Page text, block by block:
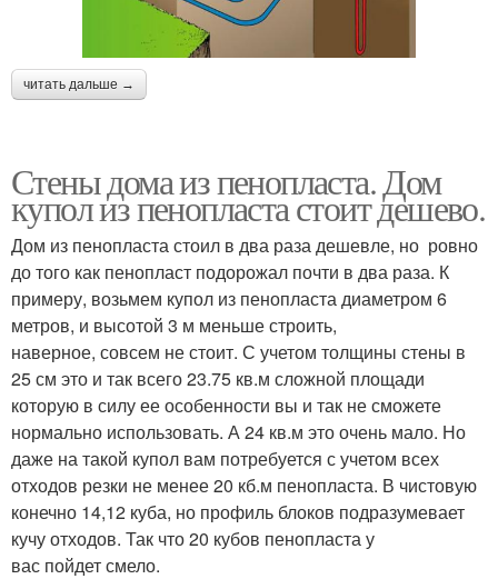
читать дальше →
Стены дома из пенопласта. Дом
купол из пенопласта стоит дешево.
Дом из пенопласта стоил в два раза дешевле, но ровно
до того как пенопласт подорожал почти в два раза. К
примеру, возьмем купол из пенопласта диаметром 6
метров, и высотой 3 м меньше строить,
наверное, совсем не стоит. С учетом толщины стены в
25 см это и так всего 23.75 кв.м сложной площади
которую в силу ее особенности вы и так не сможете
нормально использовать. А 24 кв.м это очень мало. Но
даже на такой купол вам потребуется с учетом всех
отходов резки не менее 20 кб.м пенопласта. В чистовую
конечно 14,12 куба, но профиль блоков подразумевает
кучу отходов. Так что 20 кубов пенопласта у
вас пойдет смело.